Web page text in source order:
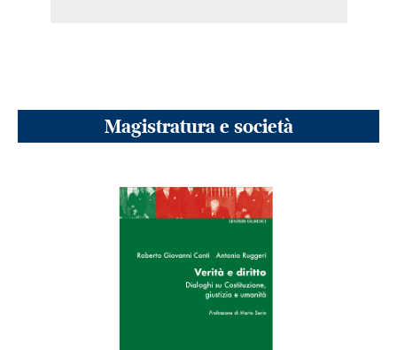
Magistratura e società